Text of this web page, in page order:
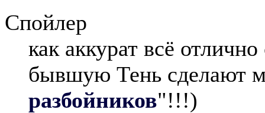
Спойлер
как аккурат всё
бывшую Тень сделают
разбойников"!!!)